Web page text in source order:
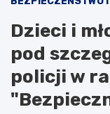
Dzieci i
pod
policji w